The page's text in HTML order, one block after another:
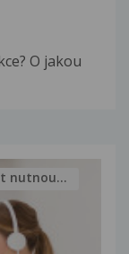
O jakou
nutnou...